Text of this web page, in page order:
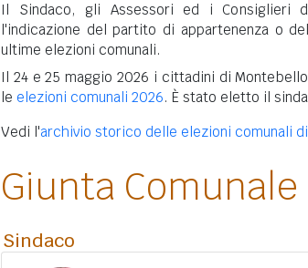
Il Sindaco, gli Assessori ed i Consiglieri
l'indicazione del partito di appartenenza o
ultime elezioni comunali.
Il 24 e 25 maggio 2026 i cittadini di
le elezioni comunali 2026. È stato eletto il
Vedi l'archivio storico delle elezioni comunali
Giunta Comunale
Sindaco